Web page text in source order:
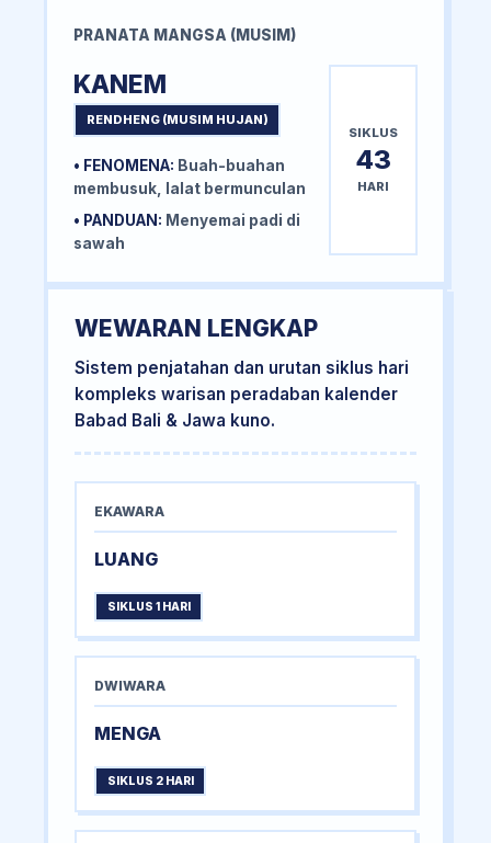
PRANATA MANGSA (MUSIM)
KANEM
RENDHENG (MUSIM HUJAN)
• FENOMENA: Buah-buahan
membusuk, lalat bermunculan
• PANDUAN: Menyemai padi di
sawah
SIKLUS
43
HARI
WEWARAN LENGKAP
Sistem penjatahan dan urutan siklus hari
kompleks warisan peradaban kalender
Babad Bali & Jawa kuno.
EKAWARA
LUANG
SIKLUS 1 HARI
DWIWARA
MENGA
SIKLUS 2 HARI